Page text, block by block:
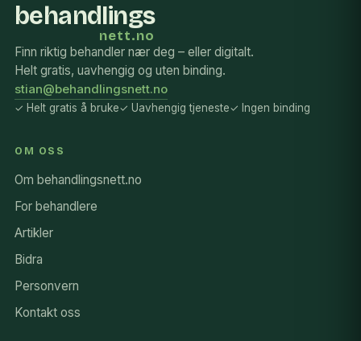
behandlings
nett.no
Finn riktig behandler nær deg – eller digitalt.
Helt gratis, uavhengig og uten binding.
stian@behandlingsnett.no
✓ Helt gratis å bruke✓ Uavhengig tjeneste✓ Ingen binding
OM OSS
Om behandlingsnett.no
For behandlere
Artikler
Bidra
Personvern
Kontakt oss